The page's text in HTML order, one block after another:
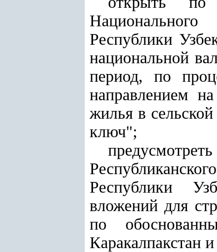
Республики
национальной
период, по
направлением
жилья в
ключ";
Республики
вложений для
по
Каракалпакстан